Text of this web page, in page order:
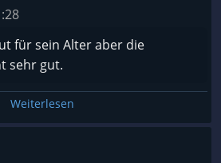
für sein Alter aber die
sehr gut.
Weiterlesen